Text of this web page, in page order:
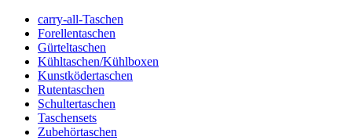
carry-all-Taschen
Forellentaschen
Gürteltaschen
Kühltaschen/Kühlboxen
Kunstködertaschen
Rutentaschen
Schultertaschen
Taschensets
Zubehörtaschen